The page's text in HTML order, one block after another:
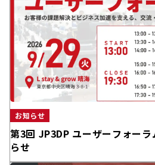
お知らせ
第3回 JP3DP ユーザーフォー
らせ